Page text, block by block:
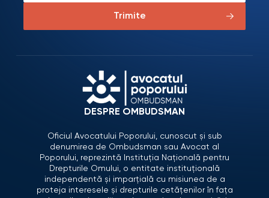
Trimite
DESPRE OMBUDSMAN
Oficiul Avocatului Poporului, cunoscut și sub
denumirea de Ombudsman sau Avocat al
Poporului, reprezintă Instituția Națională pentru
Drepturile Omului, o entitate instituțională
independentă și imparțială cu misiunea de a
proteja interesele și drepturile cetățenilor în fața